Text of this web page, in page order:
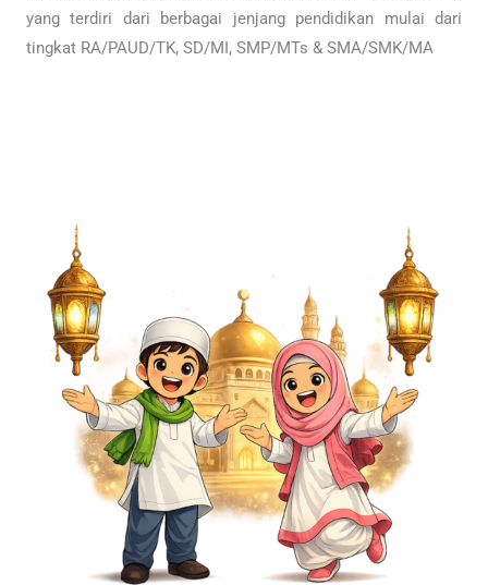
yang terdiri dari berbagai jenjang pendidikan mulai dari
tingkat RA/PAUD/TK, SD/MI, SMP/MTs & SMA/SMK/MA